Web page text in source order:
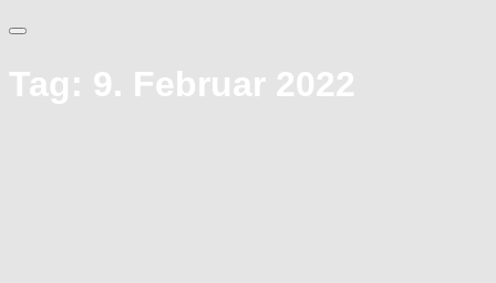
Tag: 9. Februar 2022